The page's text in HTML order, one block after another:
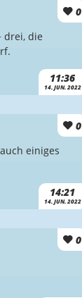
0
11:36
14. JUN. 2022
drei, die
0
14:21
14. JUN. 2022
einiges
0